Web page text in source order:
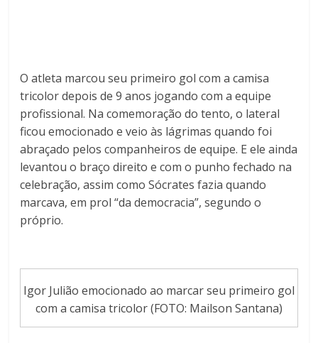
O atleta marcou seu primeiro gol com a camisa
tricolor depois de 9 anos jogando com a equipe
profissional. Na comemoração do tento, o lateral
ficou emocionado e veio às lágrimas quando foi
abraçado pelos companheiros de equipe. E ele ainda
levantou o braço direito e com o punho fechado na
celebração, assim como Sócrates fazia quando
marcava, em prol “da democracia”, segundo o
próprio.
Igor Julião emocionado ao marcar seu primeiro gol
com a camisa tricolor (FOTO: Mailson Santana)